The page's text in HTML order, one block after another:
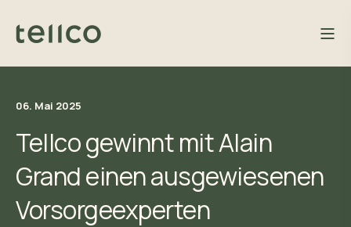
06. Mai 2025
Tellco gewinnt mit Alain
Grand einen ausgewiesenen
Vorsorgeexperten